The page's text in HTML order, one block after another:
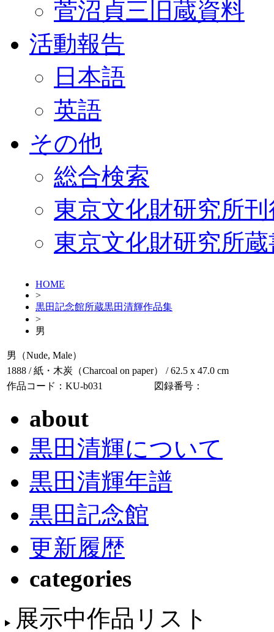
菅沼貞三旧蔵資料
活動報告
日本語
英語
その他
総合検索
東京文化財研究所
東京文化財研究所
HOME
>
黒田記念館所蔵黒田清輝作品集
>
男
男（Nude, Male）
1888 / 紙・木炭（Charcoal on paper） / 62.5 x 47.0 cm
作品コード：KU-b031
図録番号：
about
黒田清輝について
黒田清輝年譜
黒田記念館
更新履歴
categories
展示中作品リスト